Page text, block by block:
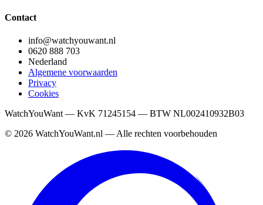
Contact
info@watchyouwant.nl
0620 888 703
Nederland
Algemene voorwaarden
Privacy
Cookies
WatchYouWant — KvK 71245154 — BTW NL002410932B03
© 2026 WatchYouWant.nl — Alle rechten voorbehouden